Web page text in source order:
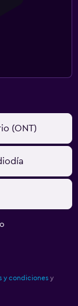
(ONT)
y condiciones y